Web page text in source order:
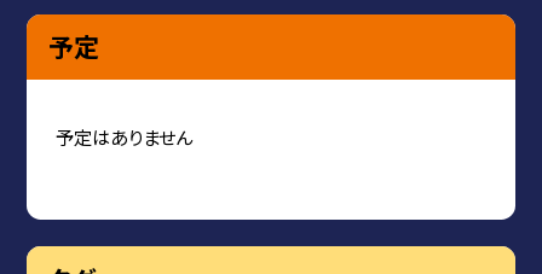
予定
予定はありません